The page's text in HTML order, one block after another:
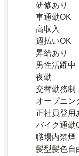
研修あり
車通勤OK
高収入
週払いOK
昇給あり
男性活躍中
夜勤
交替勤務制
オープニン
正社員登用
バイク通勤
職場内禁煙
髪型髪色自